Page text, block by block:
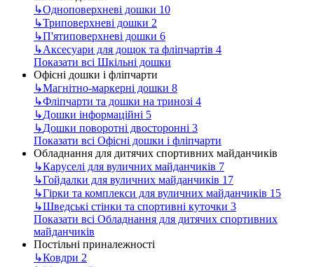
↳Одноповерхневі дошки 10
↳Триповерхневі дошки 2
↳П'ятиповерхневі дошки 6
↳Аксесуари для дощок та фліпчартів 4
Показати всі Шкільні дошки
Офісні дошки і фліпчарти
↳Магнітно-маркерні дошки 8
↳Фліпчарти та дошки на тринозі 4
↳Дошки інформаційні 5
↳Дошки поворотні двосторонні 3
Показати всі Офісні дошки і фліпчарти
Обладнання для дитячих спортивних майданчиків
↳Каруселі для вуличних майданчиків 7
↳Гойдалки для вуличних майданчиків 17
↳Гірки та комплекси для вуличних майданчиків 15
↳Шведські стінки та спортивні куточки 3
Показати всі Обладнання для дитячих спортивних
майданчиків
Постільні приналежності
↳Ковдри 2